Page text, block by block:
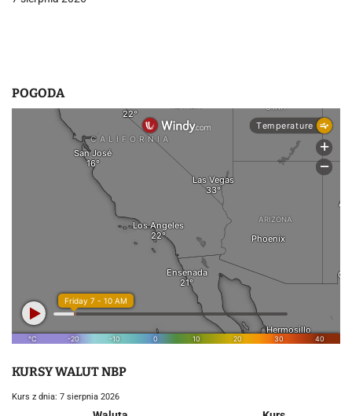
POGODA
KURSY WALUT NBP
Kurs z dnia: 7 sierpnia 2026